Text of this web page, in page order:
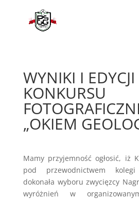
WYNIKI I EDYCJI
KONKURSU
„OKIEM
Mamy przyjemność ogłosić, iż
pod przewodnictwem
dokonała wyboru zwycięzcy
wyróżnień w